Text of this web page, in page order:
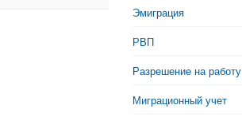
Эмиграция
РВП
Разрешение на работу
Миграционный учет